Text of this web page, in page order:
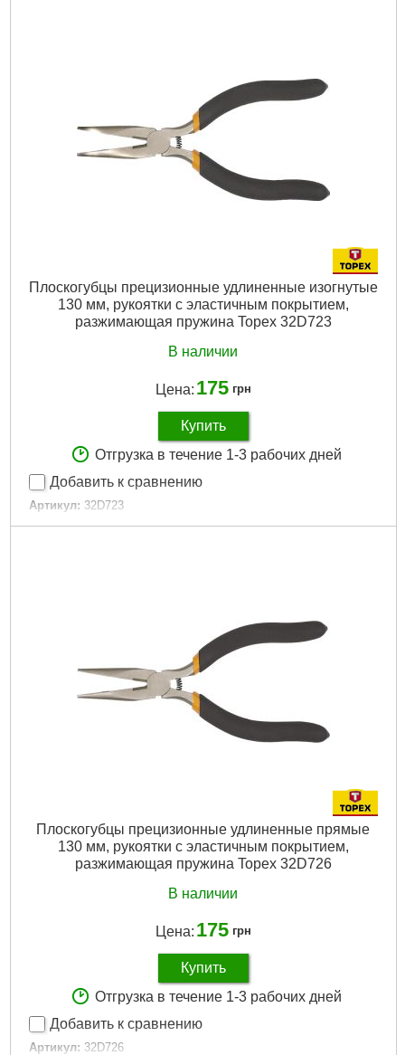
Подробнее...
Плоскогубцы прецизионные удлиненные изогнутые
130 мм, рукоятки с эластичным покрытием,
разжимающая пружина Topex 32D723
В наличии
Цена: 175 грн
Купить
Отгрузка в течение 1-3 рабочих дней
Добавить к сравнению
Артикул: 32D723
Код товара: 17.31.45
Плоскогубцы прецизионные удлиненные прямые
130 мм, рукоятки с эластичным покрытием,
разжимающая пружина Topex 32D726
В наличии
Цена: 175 грн
Купить
Отгрузка в течение 1-3 рабочих дней
Добавить к сравнению
Артикул: 32D726